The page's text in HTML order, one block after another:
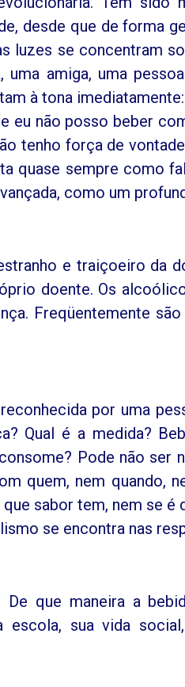
desde que de forma
luzes se concentram
uma amiga, uma
à tona
eu não posso beber
tenho força de
quase sempre como
como um
e traiçoeiro da
doente. Os
Freqüentemente
por uma
Qual é a medida?
Pode não ser
quem, nem quando,
sabor tem, nem se
se encontra nas
que maneira a
escola, sua vida